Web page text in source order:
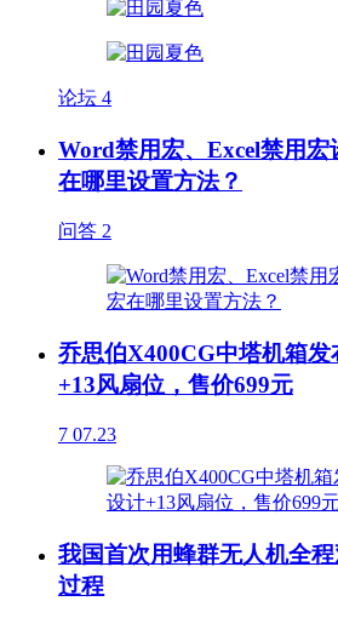
论坛 4
Word禁用宏、Excel禁用
在哪里设置方法？
问答 2
乔思伯X400CG中塔机箱
+13风扇位，售价699元
7 07.23
我国首次用蜂群无人机全
过程